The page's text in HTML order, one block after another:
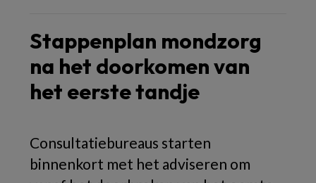
Stappenplan mondzorg
na het doorkomen van
het eerste tandje
Consultatiebureaus starten
binnenkort met het adviseren om